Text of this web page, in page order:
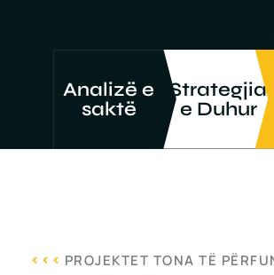
Analizë e
saktë
Strategjia
e Duhur
PROJEKTET TONA TË